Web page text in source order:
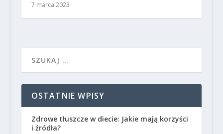
7 marca 2023
OSTATNIE WPISY
Zdrowe tłuszcze w diecie: Jakie mają korzyści
i źródła?